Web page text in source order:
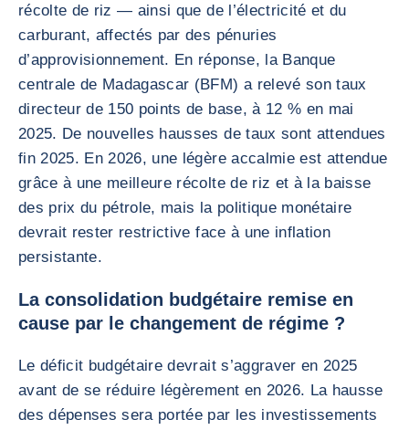
récolte de riz — ainsi que de l’électricité et du
carburant, affectés par des pénuries
d’approvisionnement. En réponse, la Banque
centrale de Madagascar (BFM) a relevé son taux
directeur de 150 points de base, à 12 % en mai
2025. De nouvelles hausses de taux sont attendues
fin 2025. En 2026, une légère accalmie est attendue
grâce à une meilleure récolte de riz et à la baisse
des prix du pétrole, mais la politique monétaire
devrait rester restrictive face à une inflation
persistante.
La consolidation budgétaire remise en
cause par le changement de régime ?
Le déficit budgétaire devrait s’aggraver en 2025
avant de se réduire légèrement en 2026. La hausse
des dépenses sera portée par les investissements